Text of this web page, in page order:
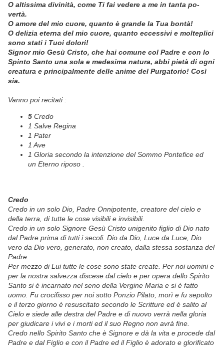
O altissima divinità, come Ti fai vedere a me in tanta po­
vertà.
O amore del mio cuore, quanto è grande la Tua bontà!
O delizia eterna del mio cuo­re, quanto eccessivi e moltepli­ci
sono stati i Tuoi dolori!
Signor mio Gesù Cristo, che hai comune col Padre e con lo
Spinto Santo una sola e mede­sima natura, abbi pietà di ogni
creatura e principalmente del­le anime del Purgatorio! Così
sia.
Vanno poi recitati :
5 Credo
1 Salve Regi­na
1 Pater
1 Ave
1 Gloria secondo la intenzione del Som­mo Pontefice ed
un Eterno riposo .
Credo
Credo in un solo Dio, Padre Onnipotente, creatore del cielo e
della terra, di tutte le cose visibili e invisibili.
Credo in un solo Signore Gesù Cristo unigenito figlio di Dio nato
dal Padre prima di tutti i secoli. Dio da Dio, Luce da Luce, Dio
vero da Dio vero, generato, non creato, dalla stessa sostanza del
Padre.
Per mezzo di Lui tutte le cose sono state create. Per noi uomini e
per la nostra salvezza discese dal cielo e per opera dello Spirito
Santo si è incarnato nel seno della Vergine Maria e si è fatto
uomo. Fu crocifisso per noi sotto Ponzio Pilato, morì e fu sepolto
e il terzo giorno è resuscitato secondo le Scritture ed è salito al
Cielo e siede alle destra del Padre e di nuovo verrà nella gloria
per giudicare i vivi e i morti ed il suo Regno non avrà fine.
Credo nello Spirito Santo che è Signore e dà la vita e procede dal
Padre e dal Figlio e con il Padre ed il Figlio è adorato e glorificato